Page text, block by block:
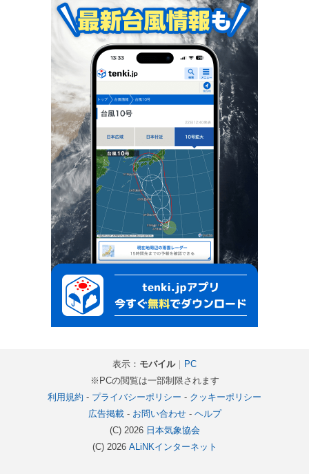
表示： モバイル｜ PC
※PCの閲覧は一部制限されます
利用規約 - プライバシーポリシー - クッキーポリシー
広告掲載- お問い合わせ- ヘルプ
(C) 2026 日本気象協会
(C) 2026 ALiNKインターネット